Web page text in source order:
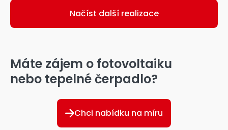
Načíst další realizace
Máte zájem o fotovoltaiku
nebo tepelné čerpadlo?
Chci nabídku na míru